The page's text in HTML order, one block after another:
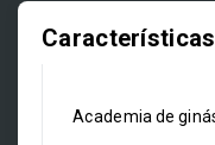
Academia de